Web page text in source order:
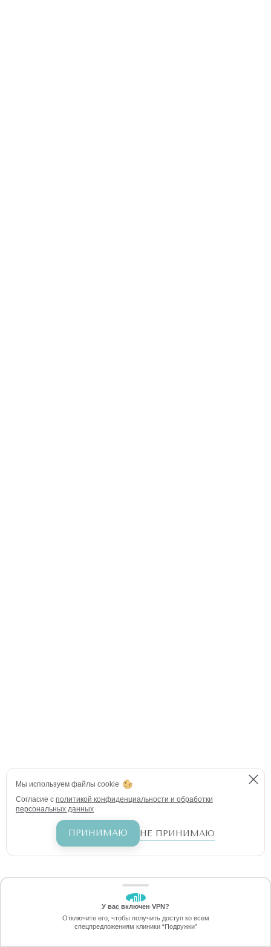
Позвоните
ЗАБЕРИТЕ СКИДКУ
1190 ₽
Мы используем файлы cookie
Согласие с политикой конфиденциальности и обработки
персональных данных
ПРИНИМАЮ НЕ ПРИНИМАЮ
У вас включен VPN?
Отключите его, чтобы получить доступ ко всем
спецпредложениям клиники “Подружки”